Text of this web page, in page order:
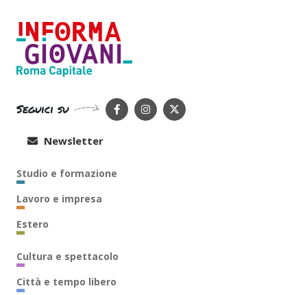
Seguici su
Newsletter
Studio e formazione
Lavoro e impresa
Estero
Cultura e spettacolo
Città e tempo libero